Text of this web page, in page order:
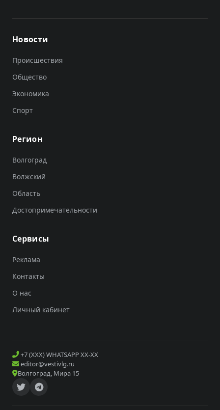
Новости
Происшествия
Общество
Экономика
Спорт
Регион
Волгоград
Волжский
Область
Достопримечательности
Сервисы
Реклама
Контакты
О нас
Личный кабинет
+7 (XXX) WHATSAPP XX-XX
editor@vestivlg.ru
Волгоград, Мира 15